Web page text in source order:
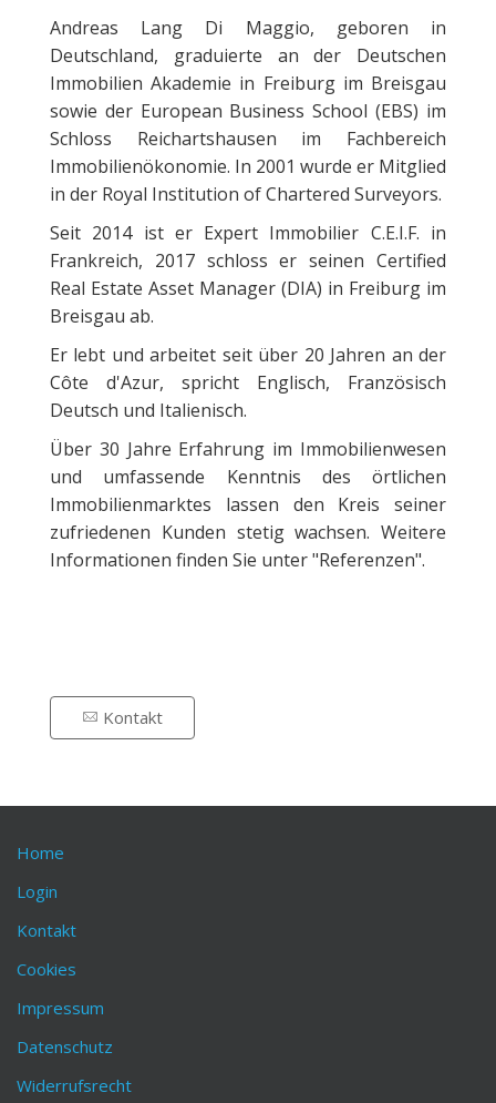
Andreas Lang Di Maggio, geboren in
Deutschland, graduierte an der Deutschen
Immobilien Akademie in Freiburg im Breisgau
sowie der European Business School (EBS) im
Schloss Reichartshausen im Fachbereich
Immobilienökonomie. In 2001 wurde er Mitglied
in der Royal Institution of Chartered Surveyors.
Seit 2014 ist er Expert Immobilier C.E.I.F. in
Frankreich, 2017 schloss er seinen Certified
Real Estate Asset Manager (DIA) in Freiburg im
Breisgau ab.
Er lebt und arbeitet seit über 20 Jahren an der
Côte d'Azur, spricht Englisch, Französisch
Deutsch und Italienisch.
Über 30 Jahre Erfahrung im Immobilienwesen
und umfassende Kenntnis des örtlichen
Immobilienmarktes lassen den Kreis seiner
zufriedenen Kunden stetig wachsen. Weitere
Informationen finden Sie unter "Referenzen".
Kontakt
Home
Login
Kontakt
Cookies
Impressum
Datenschutz
Widerrufsrecht